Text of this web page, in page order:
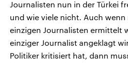
Journalisten nun in der Türkei
und wie viele nicht. Auch wenn
einzigen Journalisten ermittelt
einziger Journalist angeklagt
Politiker kritisiert hat, dann